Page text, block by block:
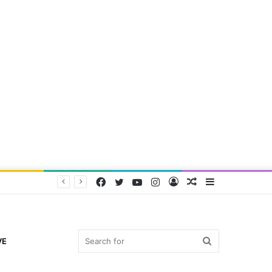
Random
Log
Instagram
YouTube
Twitter
Facebook